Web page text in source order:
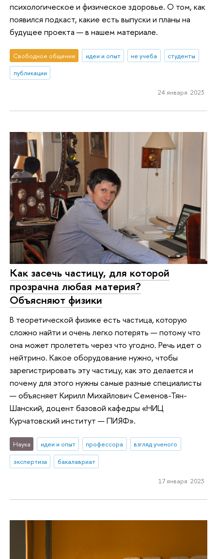
психологическое и физическое здоровье. О том, как
появился подкаст, какие есть выпуски и планы на
будущее проекта — в нашем материале.
Свободное общение идеи и опыт не учеба
студенты
публикации
24 января 2023
Как засечь частицу, для которой
прозрачна любая материя?
Объясняют физики
В теоретической физике есть частица, которую
сложно найти и очень легко потерять — потому что
она может пролететь через что угодно. Речь идет о
нейтрино. Какое оборудование нужно, чтобы
зарегистрировать эту частицу, как это делается и
почему для этого нужны самые разные специалисты
— объясняет Кирилл Михайлович Семенов-Тян-
Шанский, доцент базовой кафедры «НИЦ
Курчатовский институт — ПИЯФ».
Наука идеи и опыт профессора
взгляд ученого
экспертиза
бакалавриат
17 января 2023